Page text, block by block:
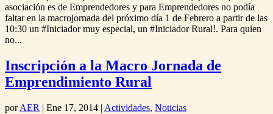
asociación es de Emprendedores y para Emprendedores no podía
faltar en la macrojornada del próximo día 1 de Febrero a partir de las
10:30 un #Iniciador muy especial, un #Iniciador Rural!. Para quien
no...
Inscripción a la Macro Jornada de
Emprendimiento Rural
porAER | Ene 17, 2014 | Actividades, Noticias